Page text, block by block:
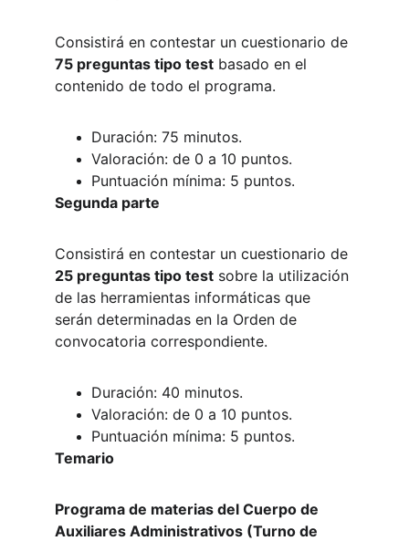
Consistirá en contestar un cuestionario de
75 preguntas tipo test basado en el
contenido de todo el programa.
Duración: 75 minutos.
Valoración: de 0 a 10 puntos.
Puntuación mínima: 5 puntos.
Segunda parte
Consistirá en contestar un cuestionario de
25 preguntas tipo test sobre la utilización
de las herramientas informáticas que
serán determinadas en la Orden de
convocatoria correspondiente.
Duración: 40 minutos.
Valoración: de 0 a 10 puntos.
Puntuación mínima: 5 puntos.
Temario
Programa de materias del Cuerpo de
Auxiliares Administrativos (Turno de